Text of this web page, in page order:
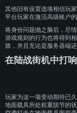
其他旧有设置选项相信玩
平台玩家在激活高级账户
将身份问题抛之脑后，尽
游戏规则的行为也将得到
致，并且无论是服务器端
在陆战街机中打
玩家为这一项变动期待已
地面载具所处权重脱节的